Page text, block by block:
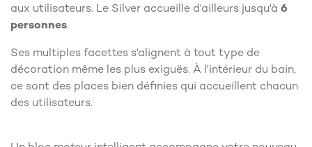
aux utilisateurs. Le Silver accueille d'ailleurs jusqu'à 6
personnes.
Ses multiples facettes s'alignent à tout type de
décoration même les plus exiguës. À l'intérieur du bain,
ce sont des places bien définies qui accueillent chacun
des utilisateurs.